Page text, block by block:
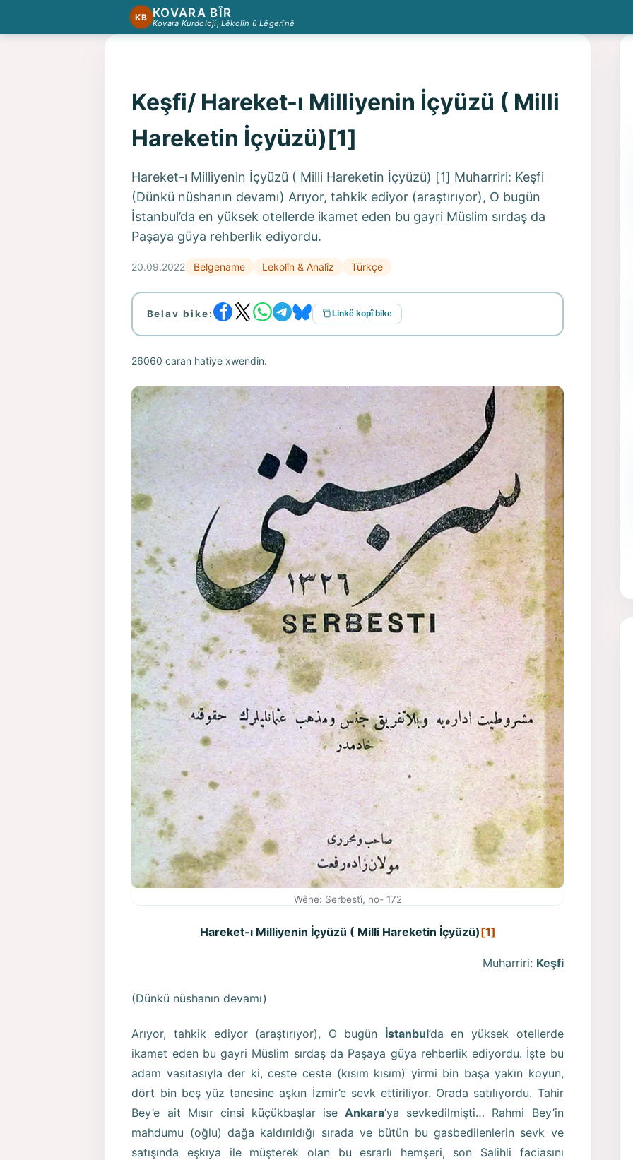
KB KOVARA BÎR
Kovara Kurdoloji, Lêkolîn û Lêgerînê
Keşfi/ Hareket-ı Milliyenin İçyüzü ( Milli
Hareketin İçyüzü)[1]
Hareket-ı Milliyenin İçyüzü ( Milli Hareketin İçyüzü) [1] Muharriri: Keşfi
(Dünkü nüshanın devamı) Arıyor, tahkik ediyor (araştırıyor), O bugün
İstanbul’da en yüksek otellerde ikamet eden bu gayri Müslim sırdaş da
Paşaya güya rehberlik ediyordu.
20.09.2022 Belgename Lekolîn & Analîz Türkçe
Belav bike: Linkê kopî bike
26060 caran hatiye xwendin.
Wêne: Serbestî, no- 172
Hareket-ı Milliyenin İçyüzü ( Milli Hareketin İçyüzü)[1]
Muharriri: Keşfi
(Dünkü nüshanın devamı)
Arıyor, tahkik ediyor (araştırıyor), O bugün İstanbul’da en yüksek otellerde
ikamet eden bu gayri Müslim sırdaş da Paşaya güya rehberlik ediyordu. İşte bu
adam vasıtasıyla der ki, ceste ceste (kısım kısım) yirmi bin başa yakın koyun,
dört bin beş yüz tanesine aşkın İzmir’e sevk ettiriliyor. Orada satılıyordu. Tahir
Bey’e ait Mısır cinsi küçükbaşlar iseAnkara’ya sevkedilmişti… Rahmi Bey’in
mahdumu (oğlu) dağa kaldırıldığı sırada ve bütün bu gasbedilenlerin sevk ve
satışında eşkıya ile müşterek olan bu esrarlı hemşeri, son Salihli faciasını